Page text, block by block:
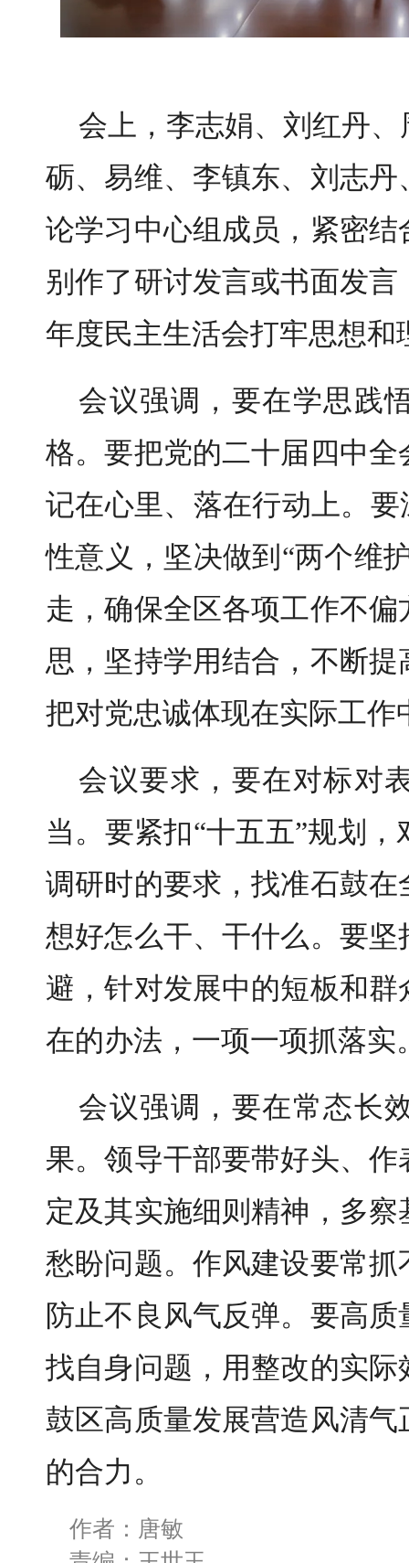
会上，李志娟、刘红丹
砺、易维、李镇东、刘志
论学习中心组成员，紧密
别作了研讨发言或书面发言
年度民主生活会打牢思想和
会议强调，要在学思践
格。要把党的二十届四中
记在心里、落在行动上。
性意义，坚决做到“两个维
走，确保全区各项工作不
思，坚持学用结合，不断
把对党忠诚体现在实际工作
会议要求，要在对标对
当。要紧扣“十五五”规划
调研时的要求，找准石鼓
想好怎么干、干什么。要
避，针对发展中的短板和
在的办法，一项一项抓落实
会议强调，要在常态长
果。领导干部要带好头、
定及其实施细则精神，多
愁盼问题。作风建设要常
防止不良风气反弹。要高
找自身问题，用整改的实
鼓区高质量发展营造风清
的合力。
作者：唐敏